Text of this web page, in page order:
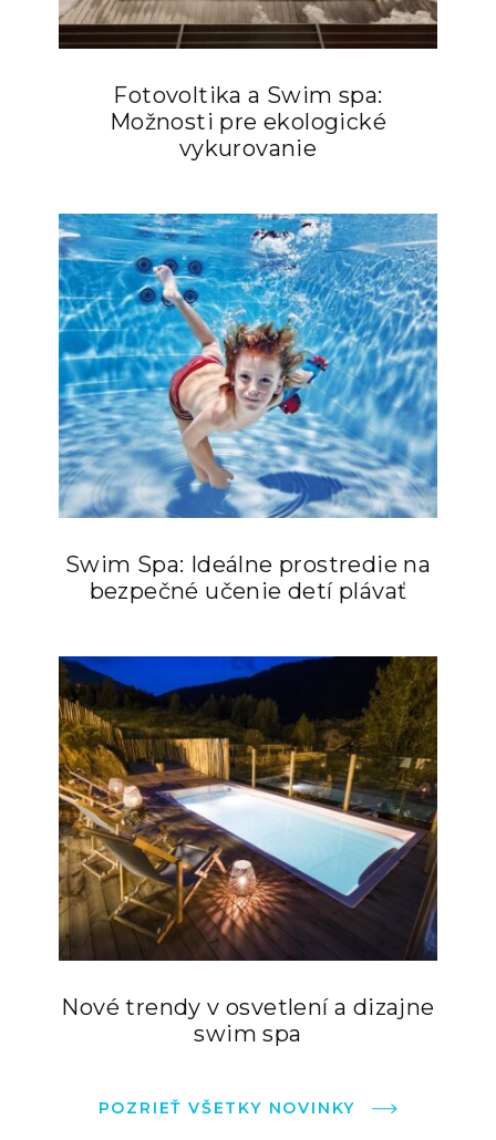
Fotovoltika a Swim spa:
Možnosti pre ekologické
vykurovanie
Swim Spa: Ideálne prostredie na
bezpečné učenie detí plávať
Nové trendy v osvetlení a dizajne
swim spa
POZRIEŤ VŠETKY NOVINKY